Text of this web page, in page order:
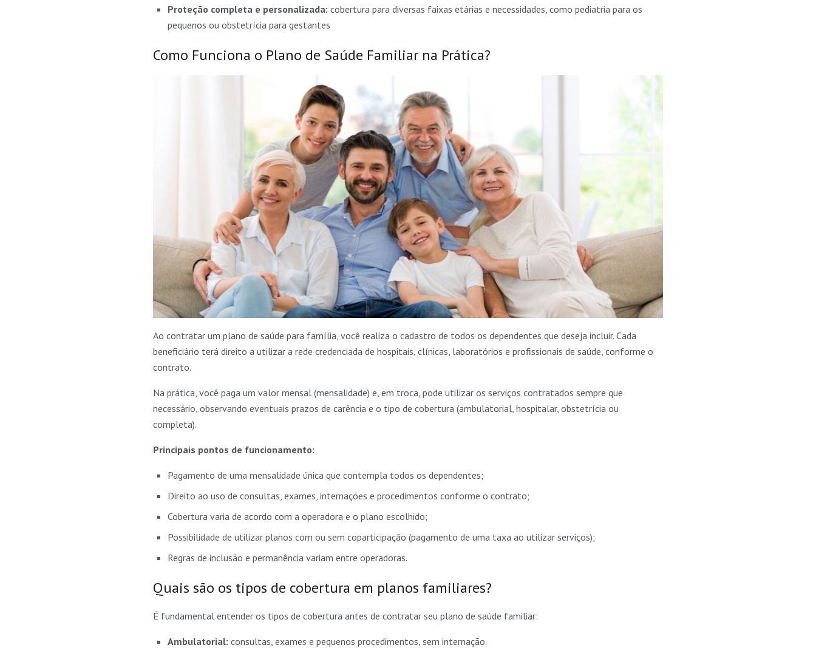
Proteção completa e personalizada: cobertura para diversas faixas etárias e necessidades, como pediatria para os
pequenos ou obstetrícia para gestantes
Como Funciona o Plano de Saúde Familiar na Prática?
Ao contratar um plano de saúde para família, você realiza o cadastro de todos os dependentes que deseja incluir. Cada
beneficiário terá direito a utilizar a rede credenciada de hospitais, clínicas, laboratórios e profissionais de saúde, conforme o
contrato.
Na prática, você paga um valor mensal (mensalidade) e, em troca, pode utilizar os serviços contratados sempre que
necessário, observando eventuais prazos de carência e o tipo de cobertura (ambulatorial, hospitalar, obstetrícia ou
completa).
Principais pontos de funcionamento:
Pagamento de uma mensalidade única que contempla todos os dependentes;
Direito ao uso de consultas, exames, internações e procedimentos conforme o contrato;
Cobertura varia de acordo com a operadora e o plano escolhido;
Possibilidade de utilizar planos com ou sem coparticipação (pagamento de uma taxa ao utilizar serviços);
Regras de inclusão e permanência variam entre operadoras.
Quais são os tipos de cobertura em planos familiares?
É fundamental entender os tipos de cobertura antes de contratar seu plano de saúde familiar:
Ambulatorial: consultas, exames e pequenos procedimentos, sem internação.